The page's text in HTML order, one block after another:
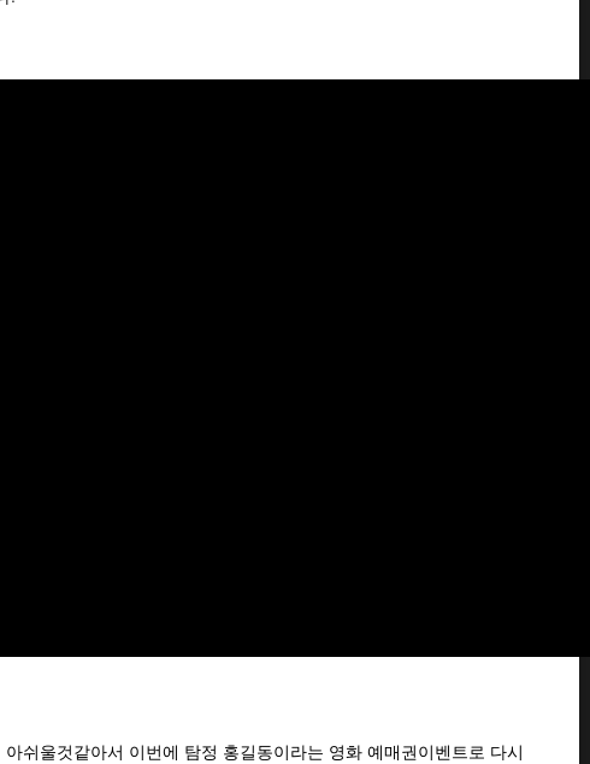
쉬울것같아서 이번에 탐정 홍길동이라는 영화 예매권이벤트로 다시